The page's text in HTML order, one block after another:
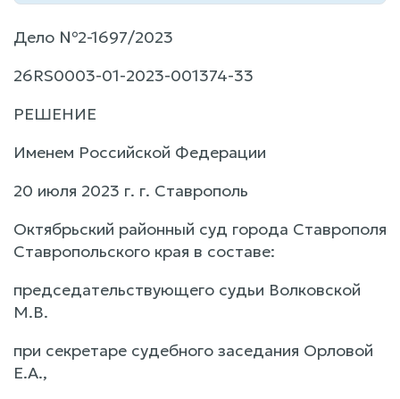
Дело №2-1697/2023
26RS0003-01-2023-001374-33
РЕШЕНИЕ
Именем Российской Федерации
20 июля 2023 г. г. Ставрополь
Октябрьский районный суд города Ставрополя
Ставропольского края в составе:
председательствующего судьи Волковской
М.В.
при секретаре судебного заседания Орловой
Е.А.,